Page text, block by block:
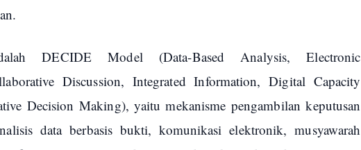
DECIDE Model (Data-Based Analysis, Electronic
Discussion, Integrated Information, Digital Capacity
Decision Making), yaitu mekanisme pengambilan keputusan
data berbasis bukti, komunikasi elektronik, musyawarah